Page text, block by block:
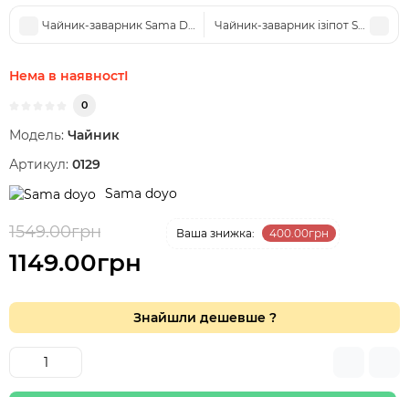
Чайник-заварник Sama Doyo S-045, 700 млЧайник-заварник ізіпот Sama
Нема в наявностІ
0
Модель: Чайник
Артикул: 0129
Sama doyo
1549.00грн Ваша знижка: 400.00грн
1149.00грн
Знайшли дешевше ?